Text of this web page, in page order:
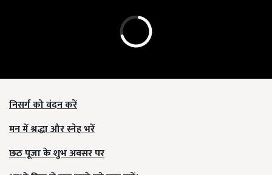
निसर्ग को वंदन करें
मन में श्रद्धा और स्नेह भरें
छठ पूजा के शुभ अवसर पर